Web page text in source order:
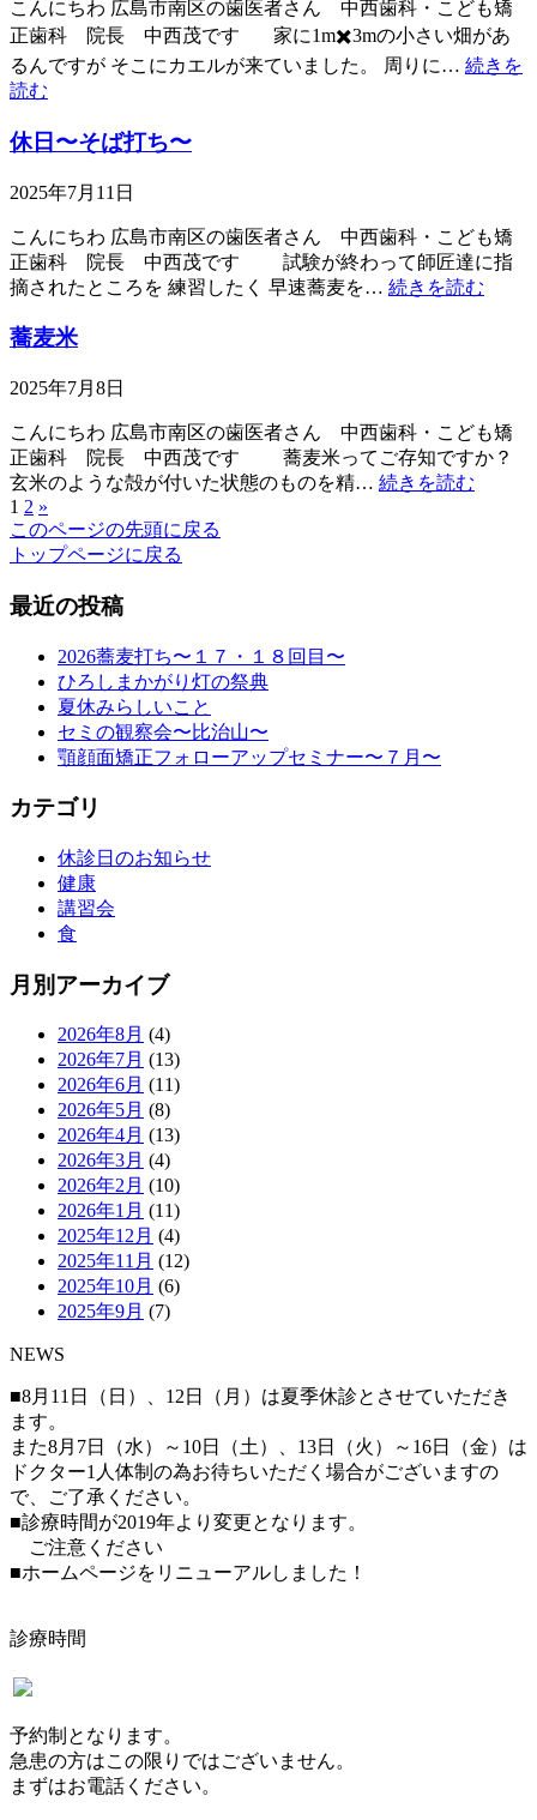
こんにちわ 広島市南区の歯医者さん 中西歯科・こども矯
正歯科 院長 中西茂です 家に1m✖️3mの小さい畑があ
るんですが そこにカエルが来ていました。 周りに… 続きを
読む
休日〜そば打ち〜
2025年7月11日
こんにちわ 広島市南区の歯医者さん 中西歯科・こども矯
正歯科 院長 中西茂です 試験が終わって師匠達に指
摘されたところを 練習したく 早速蕎麦を… 続きを読む
蕎麦米
2025年7月8日
こんにちわ 広島市南区の歯医者さん 中西歯科・こども矯
正歯科 院長 中西茂です 蕎麦米ってご存知ですか？
玄米のような殻が付いた状態のものを精… 続きを読む
1 2 »
このページの先頭に戻る
トップページに戻る
最近の投稿
2026蕎麦打ち〜１７・１８回目〜
ひろしまかがり灯の祭典
夏休みらしいこと
セミの観察会〜比治山〜
顎顔面矯正フォローアップセミナー〜７月〜
カテゴリ
休診日のお知らせ
健康
講習会
食
月別アーカイブ
2026年8月 (4)
2026年7月 (13)
2026年6月 (11)
2026年5月 (8)
2026年4月 (13)
2026年3月 (4)
2026年2月 (10)
2026年1月 (11)
2025年12月 (4)
2025年11月 (12)
2025年10月 (6)
2025年9月 (7)
NEWS
■8月11日（日）、12日（月）は夏季休診とさせていただき
ます。
また8月7日（水）～10日（土）、13日（火）～16日（金）は
ドクター1人体制の為お待ちいただく場合がございますの
で、ご了承ください。
■診療時間が2019年より変更となります。
ご注意ください
■ホームページをリニューアルしました！
診療時間
予約制となります。
急患の方はこの限りではございません。
まずはお電話ください。